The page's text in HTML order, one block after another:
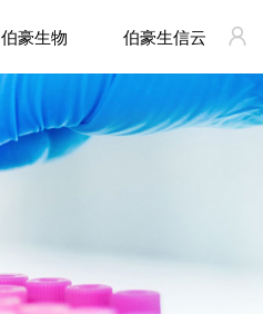
伯豪生物 伯豪生信云 